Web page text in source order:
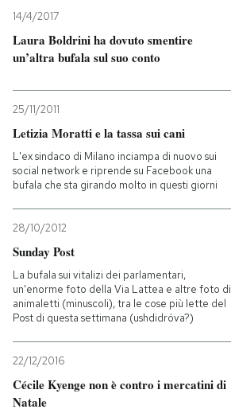
14/4/2017
Laura Boldrini ha dovuto smentire
un’altra bufala sul suo conto
25/11/2011
Letizia Moratti e la tassa sui cani
L'ex sindaco di Milano inciampa di nuovo sui
social network e riprende su Facebook una
bufala che sta girando molto in questi giorni
28/10/2012
Sunday Post
La bufala sui vitalizi dei parlamentari,
un'enorme foto della Via Lattea e altre foto di
animaletti (minuscoli), tra le cose più lette del
Post di questa settimana (ushdidróva?)
22/12/2016
Cécile Kyenge non è contro i mercatini di
Natale